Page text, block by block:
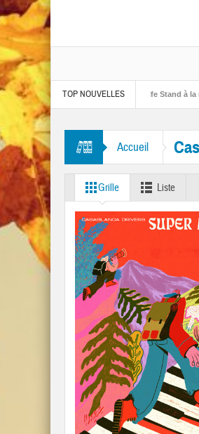
TOP NOUVELLES
Made In The Dark et One Life Stand à la mi-
Man” et “Like A Rolling Stone”
Accueil
Grille Liste